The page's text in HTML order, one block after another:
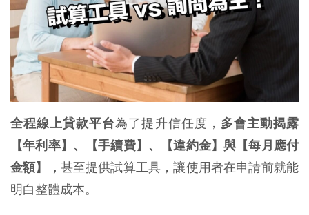
全程線上貸款平台為了提升信任度， 多會主動揭露
【年利率】、【手續費】、【違約金】與【每月應付
金額】， 甚至提供試算工具，讓使用者在申請前就能
明白整體成本。